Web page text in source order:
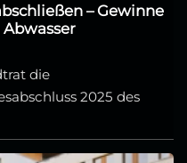
– Gewinne
die
2025 des